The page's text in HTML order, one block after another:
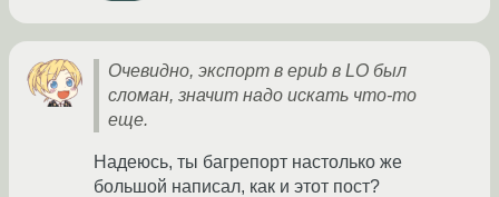
Очевидно, экспорт в epub в LO был
сломан, значит надо искать что-то
еще.
Надеюсь, ты багрепорт настолько же
большой написал, как и этот пост?